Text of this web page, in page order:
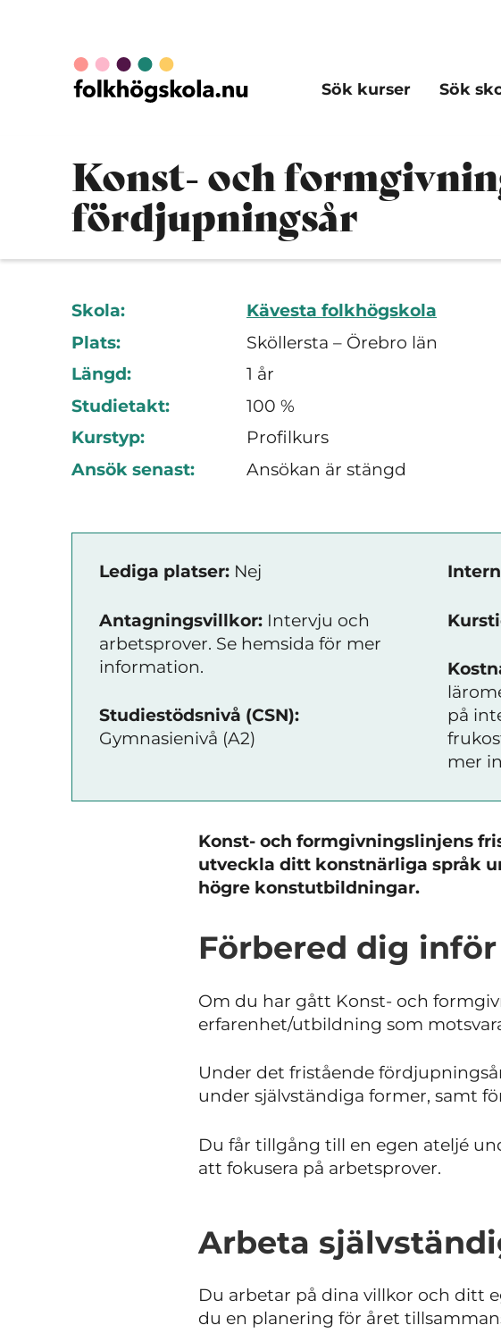
Sök kurser Sök
Konst- och
fördjupningsår
Skola:
Kävesta folkhögskola
Plats:
Sköllersta – Örebro län
Längd:
1 år
Studietakt:
100 %
Kurstyp:
Profilkurs
Ansök senast:
Ansökan är stängd
Lediga platser: Nej
Antagningsvillkor: Intervju och
arbetsprover. Se hemsida för mer
information.
Studiestödsnivå (CSN):
Gymnasienivå (A2)
på
mer
Konst- och formgivningslinjens
utveckla ditt konstnärliga språk
högre konstutbildningar.
Förbered dig
Om du har gått Konst- och
erfarenhet/utbildning som
Under det fristående
under självständiga former, samt
Du får tillgång till en egen ateljé
att fokusera på arbetsprover.
Arbeta
Du arbetar på dina villkor och ditt
du en planering för året